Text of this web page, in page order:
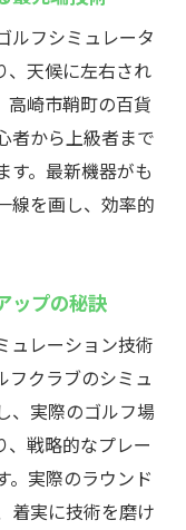
ルフシミュレータ
、天候に左右され
高崎市鞘町の百貨
者から上級者まで
す。最新機器がも
線を画し、効率的
ップの秘訣
ュレーション技術
フクラブのシミュ
、実際のゴルフ場
、戦略的なプレー
。実際のラウンド
着実に技術を磨け